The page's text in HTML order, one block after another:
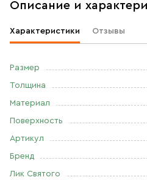
Описание и
Характеристики Отзывы
Размер
Толщина
Материал
Поверхность
Артикул
Бренд
Лик Святого